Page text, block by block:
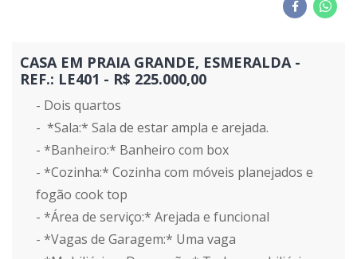
CASA EM PRAIA GRANDE, ESMERALDA -
REF.: LE401 - R$ 225.000,00
- Dois quartos
- ️ *Sala:* Sala de estar ampla e arejada.
- *Banheiro:* Banheiro com box
- *Cozinha:* Cozinha com móveis planejados e
fogão cook top
- *Área de serviço:* Arejada e funcional
- *Vagas de Garagem:* Uma vaga